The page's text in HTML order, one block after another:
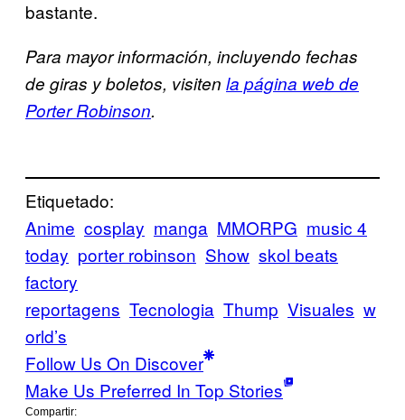
bastante.
Para mayor información, incluyendo fechas
de giras y boletos, visiten la página web de
Porter Robinson.
Etiquetado:
Anime cosplay manga MMORPG music 4
today porter robinson Show skol beats
factory
reportagens Tecnologia Thump Visuales w
orld’s
Follow Us On Discover
Make Us Preferred In Top Stories
Compartir: